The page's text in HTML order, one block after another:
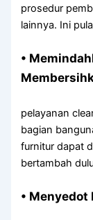
prosedur
lainnya. Ini
•
pelayanan
bagian
furnitur dapat
bertambah
• Menyedot